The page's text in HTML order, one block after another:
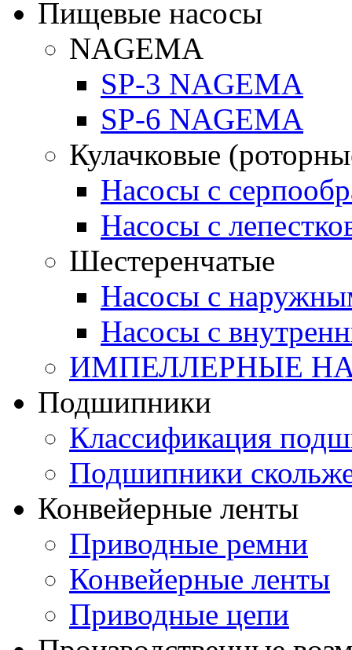
Пищевые насосы
NAGEMA
SP-3 NAGEMA
SP-6 NAGEMA
Кулачковые
Насосы с
Насосы с
Шестеренчатые
Насосы с
Насосы с
ИМПЕЛЛЕРНЫЕ
Подшипники
Классификация
Подшипники
Конвейерные ленты
Приводные ремни
Конвейерные ленты
Приводные цепи